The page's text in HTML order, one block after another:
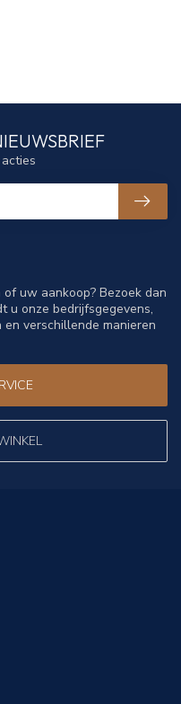
uw aankoop? Bezoek dan
u onze bedrijfsgegevens,
verschillende manieren